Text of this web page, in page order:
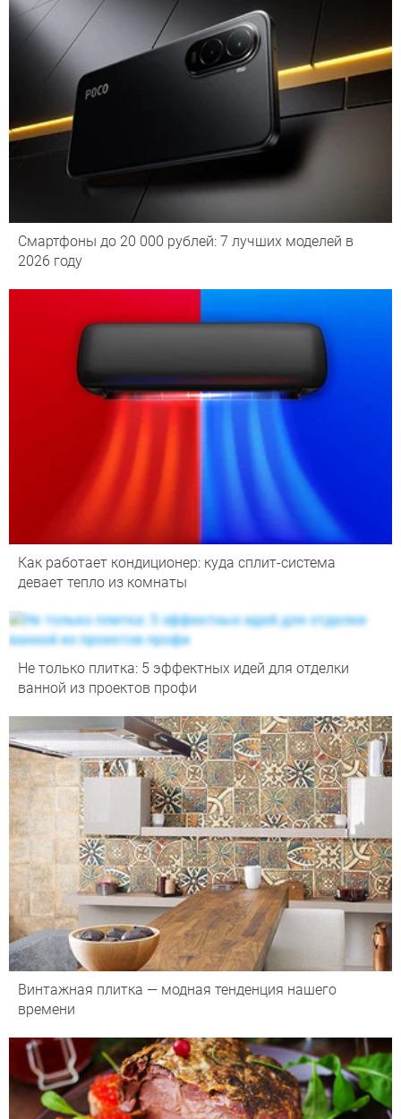
Смартфоны до 20 000 рублей: 7 лучших моделей в
2026 году
Как работает кондиционер: куда сплит-система
девает тепло из комнаты
Не только плитка: 5 эффектных идей для отделки
ванной из проектов профи
Винтажная плитка — модная тенденция нашего
времени